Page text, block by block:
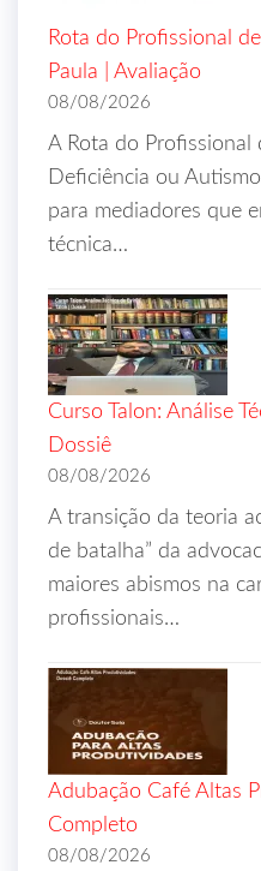
Rota do Profissional
Paula | Avaliação
08/08/2026
A Rota do
Deficiência ou
para mediadores que
técnica…
Curso Talon: Análise
Dossiê
08/08/2026
A transição da teoria
de batalha” da
maiores abismos na
profissionais…
Adubação Café Altas
Completo
08/08/2026